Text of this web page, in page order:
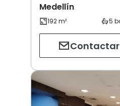
Medellín
Contactar